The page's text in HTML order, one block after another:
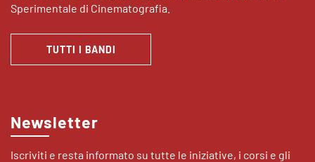
Sperimentale di Cinematografia.
TUTTI I BANDI
Newsletter
Iscriviti e resta informato su tutte le iniziative, i corsi e gli